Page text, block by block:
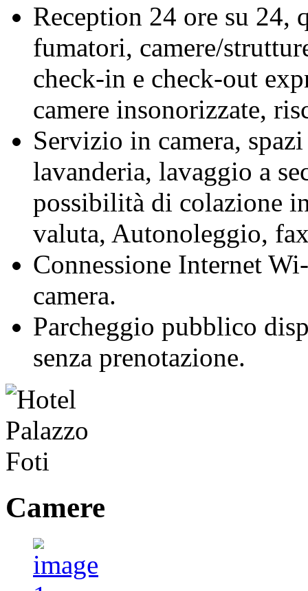
Reception 24 ore su 24,
fumatori, camere/
check-in e check-out
camere insonorizzate,
Servizio in camera,
lavanderia, lavaggio a
possibilità di colazione
valuta, Autonoleggio,
Connessione Internet
camera.
Parcheggio pubblico
senza prenotazione.
Camere